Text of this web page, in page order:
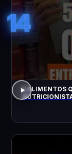
14
5 ALIMENTOS